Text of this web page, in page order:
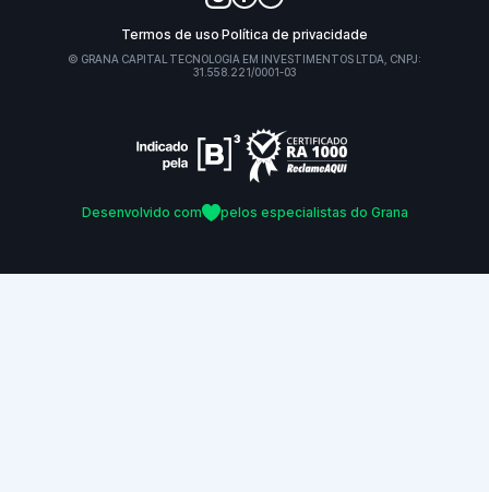
Termos de uso Política de privacidade
© GRANA CAPITAL TECNOLOGIA EM INVESTIMENTOS LTDA, CNPJ:
31.558.221/0001-03
Desenvolvido com pelos especialistas do Grana